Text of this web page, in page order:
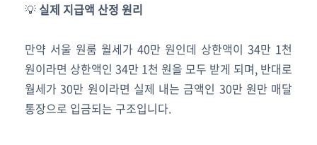
💡 실제 지급액 산정 원리
만약 서울 원룸 월세가 40만 원인데 상한액이 34만 1천
원이라면 상한액인 34만 1천 원을 모두 받게 되며, 반대로
월세가 30만 원이라면 실제 내는 금액인 30만 원만 매달
통장으로 입금되는 구조입니다.